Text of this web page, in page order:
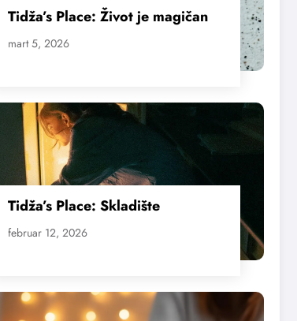
Tidža’s Place: Život je magičan
mart 5, 2026
Tidža’s Place: Skladište
februar 12, 2026